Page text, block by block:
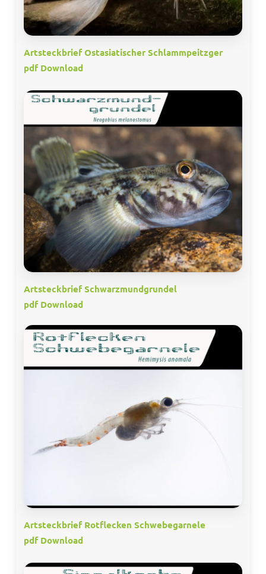
Artsteckbrief Ostasiatischer Schlammpeitzger
pdf Download
Artsteckbrief Schwarzmundgrundel
pdf Download
Artsteckbrief Rotflecken Schwebegarnele
pdf Download